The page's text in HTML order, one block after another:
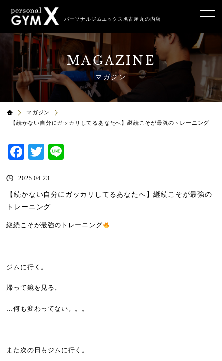
パーソナルジムエックス名古屋丸の内店
MAGAZINE
マガジン
マガジン
【続かない自分にガッカリしてるあなたへ】継続こそが最強のトレーニング
Facebook
Twitter
2025.04.23
【続かない自分にガッカリしてるあなたへ】継続こそが最強の
トレーニング
継続こそが最強のトレーニング
ジムに行く。
帰って鏡を見る。
…何も変わってない。。。
また次の日もジムに行く。